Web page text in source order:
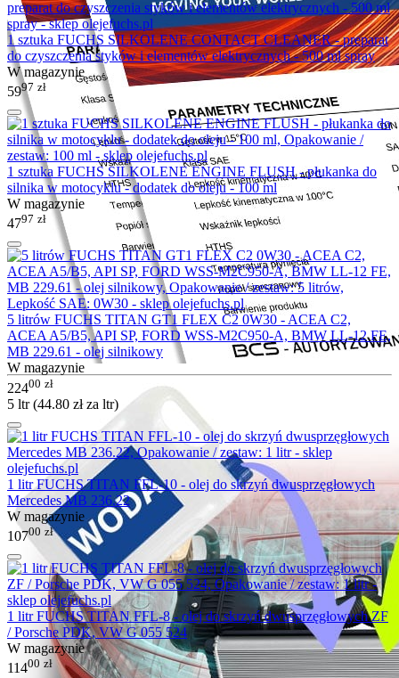
1 sztuka FUCHS SILKOLENE CONTACT CLEANER - preparat
do czyszczenia styków i elementów elektrycznych - 500 ml spray
W magazynie
5997 zł
1 sztuka FUCHS SILKOLENE ENGINE FLUSH - płukanka do
silnika w motocyklu - dodatek do oleju - 100 ml
W magazynie
4797 zł
5 litrów FUCHS TITAN GT1 FLEX C2 0W30 - ACEA C2,
ACEA A5/B5, API SP, FORD WSS-M2C950-A, BMW LL-12 FE,
MB 229.61 - olej silnikowy
W magazynie
22400 zł
5 ltr (44.80 złza ltr)
1 litr FUCHS TITAN FFL-10 - olej do skrzyń dwusprzęgłowych
Mercedes MB 236.22
W magazynie
10700 zł
1 litr FUCHS TITAN FFL-8 - olej do skrzyń dwusprzęgłowych ZF
/ Porsche PDK, VW G 055 524
W magazynie
11400 zł